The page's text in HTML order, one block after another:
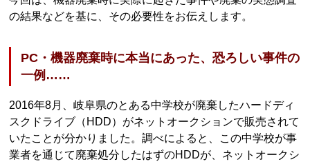
の結果などを基に、その必要性をお伝えします。
PC・機器廃棄時に本当にあった、恐ろしい事件の
一例……
2016年8月、岐阜県のとある中学校が廃棄したハードディ
スクドライブ（HDD）がネットオークションで販売されて
いたことが分かりました。調べによると、この中学校が事
業者を通じて廃棄処分したはずのHDDが、ネットオークシ